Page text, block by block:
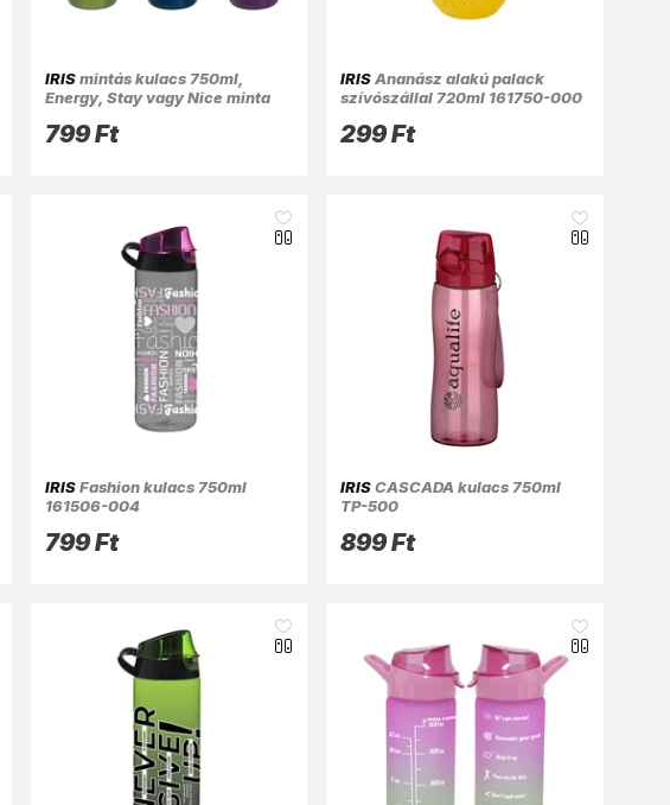
IRISmintás kulacs 750ml,
Energy, Stay vagy Nice minta
799 Ft
IRISAnanász alakú palack
szívószállal 720ml 161750-000
299 Ft
IRISFashion kulacs 750ml
161506-004
799 Ft
IRISCASCADA kulacs 750ml
TP-500
899 Ft